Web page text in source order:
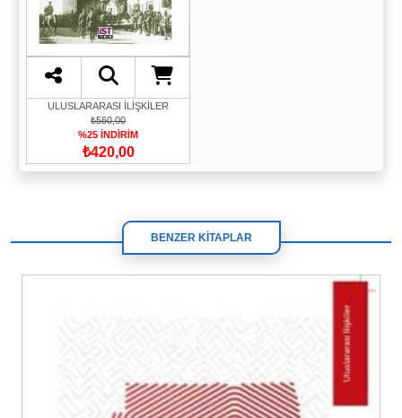
ULUSLARARASI İLİŞKİLER
₺560,00
%25 İNDİRİM
₺420,00
BENZER KİTAPLAR